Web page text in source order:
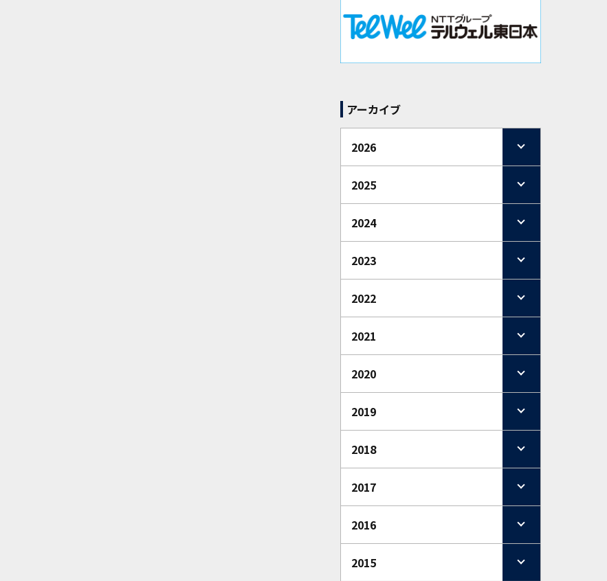
アーカイブ
2026
2025
2024
2023
2022
2021
2020
2019
2018
2017
2016
2015